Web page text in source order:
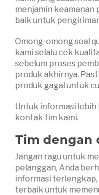
menjamin keamanan
baik untuk
Omong-omong soal
kami selalu cek
sebelum proses
produk akhirnya.
produk gagal untuk
Untuk informasi
kontak tim kami.
Tim dengan
Jangan ragu untuk
pelanggan, Anda
informasi terlengkap,
terbaik untuk